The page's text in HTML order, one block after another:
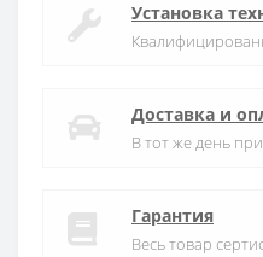
Установка
Доставка и
В тот же день
Гарантия
Весь товар